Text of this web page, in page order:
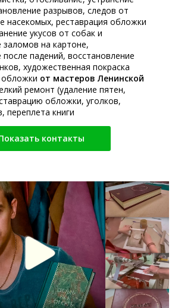
разрывов, следов от
насекомых, реставрация обложки
укусов от собак и
заломов на картоне,
падений, восстановление
художественная покраска
обложки от мастеров Ленинской
ремонт (удаление пятен,
обложки, уголков,
переплета книги
контакты